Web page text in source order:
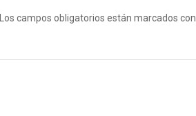
Los campos obligatorios están marcados con